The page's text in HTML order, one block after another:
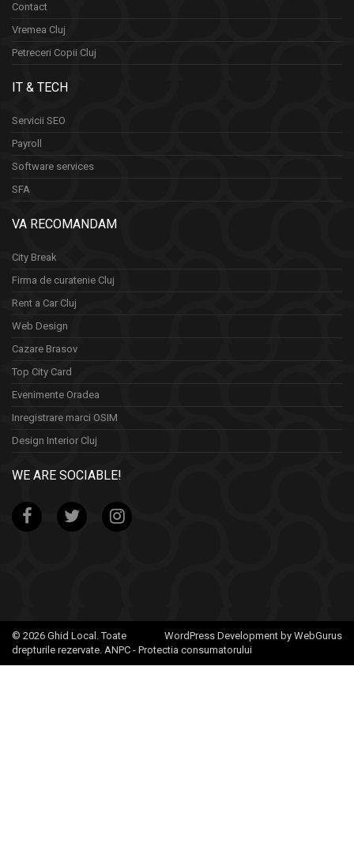
Contact
Vremea Cluj
Petreceri Copii Cluj
IT & TECH
Servicii SEO
Payroll
Software services
SFA
VA RECOMANDAM
City Break
Firma de curatenie Cluj
Rent a Car Cluj
Web Design
Cazare Brasov
Top City Card
Evenimente Oradea
Inregistrare marci OSIM
Design Interior Cluj
WE ARE SOCIABLE!
WordPress Development by WebGurus
© 2026 Ghid Local. Toate
drepturile rezervate. ANPC - Protectia consumatorului